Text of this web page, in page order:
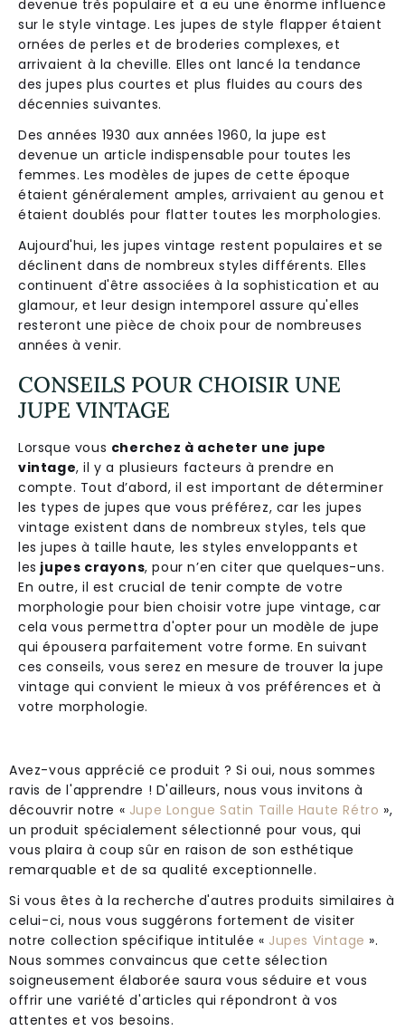
devenue très populaire et a eu une énorme influence
sur le style vintage. Les jupes de style flapper étaient
ornées de perles et de broderies complexes, et
arrivaient à la cheville. Elles ont lancé la tendance
des jupes plus courtes et plus fluides au cours des
décennies suivantes.
Des années 1930 aux années 1960, la jupe est
devenue un article indispensable pour toutes les
femmes. Les modèles de jupes de cette époque
étaient généralement amples, arrivaient au genou et
étaient doublés pour flatter toutes les morphologies.
Aujourd'hui, les jupes vintage restent populaires et se
déclinent dans de nombreux styles différents. Elles
continuent d'être associées à la sophistication et au
glamour, et leur design intemporel assure qu'elles
resteront une pièce de choix pour de nombreuses
années à venir.
CONSEILS POUR CHOISIR UNE
JUPE VINTAGE
Lorsque vous cherchez à acheter une jupe
vintage, il y a plusieurs facteurs à prendre en
compte. Tout d’abord, il est important de déterminer
les types de jupes que vous préférez, car les jupes
vintage existent dans de nombreux styles, tels que
les jupes à taille haute, les styles enveloppants et
les jupes crayons, pour n’en citer que quelques-uns.
En outre, il est crucial de tenir compte de votre
morphologie pour bien choisir votre jupe vintage, car
cela vous permettra d'opter pour un modèle de jupe
qui épousera parfaitement votre forme. En suivant
ces conseils, vous serez en mesure de trouver la jupe
vintage qui convient le mieux à vos préférences et à
votre morphologie.
Avez-vous apprécié ce produit ? Si oui, nous sommes
ravis de l'apprendre ! D'ailleurs, nous vous invitons à
découvrir notre « Jupe Longue Satin Taille Haute Rétro »,
un produit spécialement sélectionné pour vous, qui
vous plaira à coup sûr en raison de son esthétique
remarquable et de sa qualité exceptionnelle.
Si vous êtes à la recherche d'autres produits similaires à
celui-ci, nous vous suggérons fortement de visiter
notre collection spécifique intitulée « Jupes Vintage ».
Nous sommes convaincus que cette sélection
soigneusement élaborée saura vous séduire et vous
offrir une variété d'articles qui répondront à vos
attentes et vos besoins.